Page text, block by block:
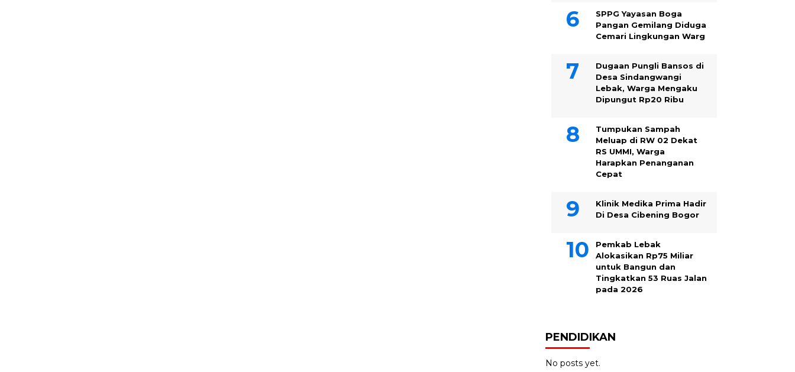
SPPG Yayasan Boga
Pangan Gemilang Diduga
Cemari Lingkungan Warg
Dugaan Pungli Bansos di
Desa Sindangwangi
Lebak, Warga Mengaku
Dipungut Rp20 Ribu
Tumpukan Sampah
Meluap di RW 02 Dekat
RS UMMI, Warga
Harapkan Penanganan
Cepat
Klinik Medika Prima Hadir
Di Desa Cibening Bogor
Pemkab Lebak
Alokasikan Rp75 Miliar
untuk Bangun dan
Tingkatkan 53 Ruas Jalan
pada 2026
PENDIDIKAN
No posts yet.